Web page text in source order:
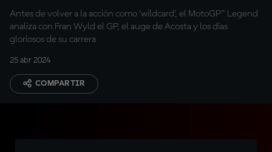
Antes de volver a la acción como 'wildcard', el MotoGP™ Legend
analiza con Fran Wyld el GP, el auge de Acosta y los días
gloriosos de su carrera
25 abr 2024
COMPARTIR